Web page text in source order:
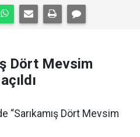
Dört Mevsim
“Sarıkamış Dört Mevsim